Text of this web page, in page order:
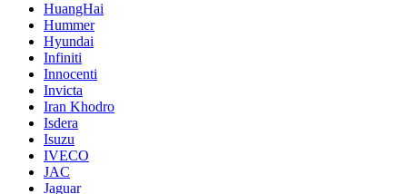
HuangHai
Hummer
Hyundai
Infiniti
Innocenti
Invicta
Iran Khodro
Isdera
Isuzu
IVECO
JAC
Jaguar